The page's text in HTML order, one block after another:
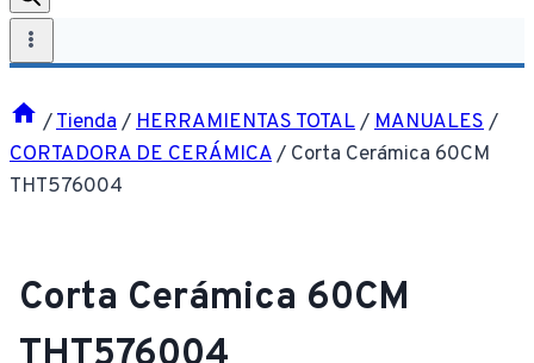
productos
/Tienda/HERRAMIENTAS TOTAL/MANUALES/
CORTADORA DE CERÁMICA/ Corta Cerámica 60CM
THT576004
Corta Cerámica 60CM